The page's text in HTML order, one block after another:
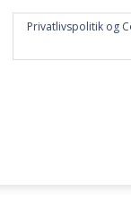
Privatlivspolitik og